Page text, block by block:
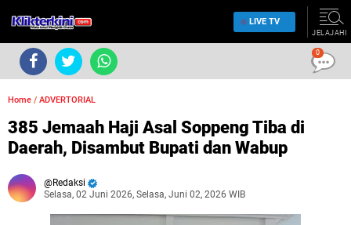
LIVE TV
JELAJAHI
Home / ADVERTORIAL
385 Jemaah Haji Asal Soppeng Tiba di
Daerah, Disambut Bupati dan Wabup
Redaksi
Selasa, 02 Juni 2026, Selasa, Juni 02, 2026 WIB
0